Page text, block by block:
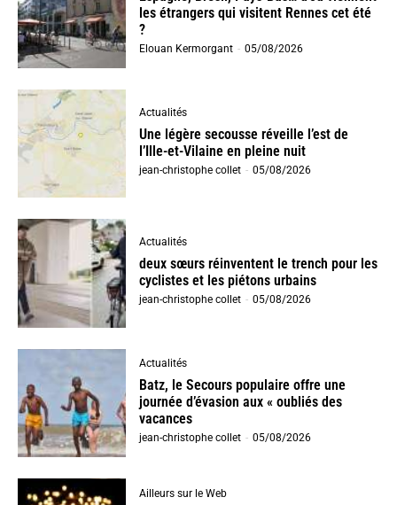
les étrangers qui visitent Rennes cet été
?
Elouan Kermorgant - 05/08/2026
Actualités
Une légère secousse réveille l’est de
l’Ille-et-Vilaine en pleine nuit
jean-christophe collet - 05/08/2026
Actualités
deux sœurs réinventent le trench pour les
cyclistes et les piétons urbains
jean-christophe collet - 05/08/2026
Actualités
Batz, le Secours populaire offre une
journée d’évasion aux « oubliés des
vacances
jean-christophe collet - 05/08/2026
Ailleurs sur le Web